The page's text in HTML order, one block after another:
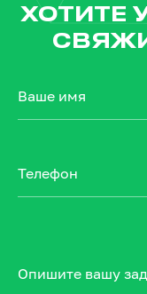
ХОТИТЕ
Ваше имя
Телефон
Опишите вашу